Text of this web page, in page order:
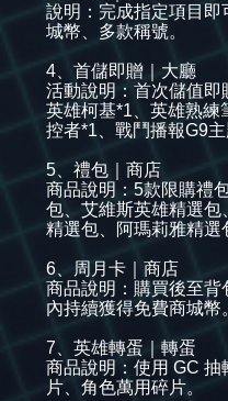
說明：完成指定項目
城幣、多款稱號。
4、首儲即贈｜大廳
活動說明：首次儲值
英雄柯基*1、英雄熟練
控者*1、戰鬥播報G9
5、禮包｜商店
商品說明：5款限購禮
包、艾維斯英雄精選
精選包、阿瑪莉雅精選
6、周月卡｜商店
商品說明：購買後至背
內持續獲得免費商城幣
7、英雄轉蛋｜轉蛋
商品說明：使用 GC
片、角色萬用碎片。